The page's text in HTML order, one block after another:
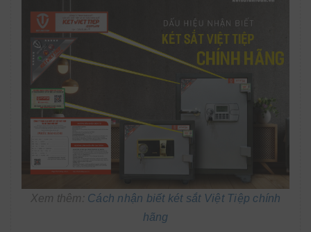
Xem thêm: Cách nhận biết két sắt Việt Tiệp chính
hãng